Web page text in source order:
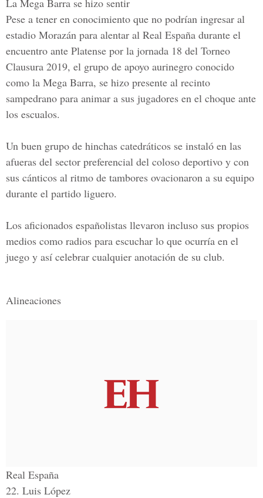
La Mega Barra se hizo sentir
Pese a tener en conocimiento que no podrían ingresar al
estadio Morazán para alentar al Real España durante el
encuentro ante Platense por la jornada 18 del Torneo
Clausura 2019, el grupo de apoyo aurinegro conocido
como la Mega Barra, se hizo presente al recinto
sampedrano para animar a sus jugadores en el choque ante
los escualos.
Un buen grupo de hinchas catedráticos se instaló en las
afueras del sector preferencial del coloso deportivo y con
sus cánticos al ritmo de tambores ovacionaron a su equipo
durante el partido liguero.
Los aficionados españolistas llevaron incluso sus propios
medios como radios para escuchar lo que ocurría en el
juego y así celebrar cualquier anotación de su club.
Alineaciones
Real España
22. Luis López